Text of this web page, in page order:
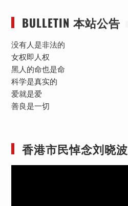
BULLETIN 本站公告
没有人是非法的
女权即人权
黑人的命也是命
科学是真实的
爱就是爱
善良是一切
香港市民悼念刘晓波